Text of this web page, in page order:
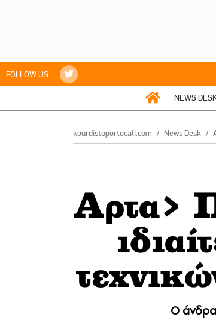
FOLLOW US
NEWS
kourdistoportocali.com News Desk
Αρτα>
Ο